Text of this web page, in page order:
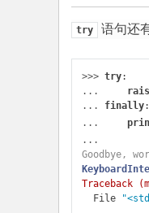
try 语句还
>>> try:
...
... finally:
...
...
Goodbye,
Traceback
  File